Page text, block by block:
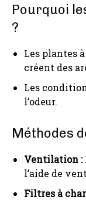
Pourquoi
?
Les plantes
créent des
Les
l’odeur.
Méthodes
Ventilation :
l’aide de
Filtres à